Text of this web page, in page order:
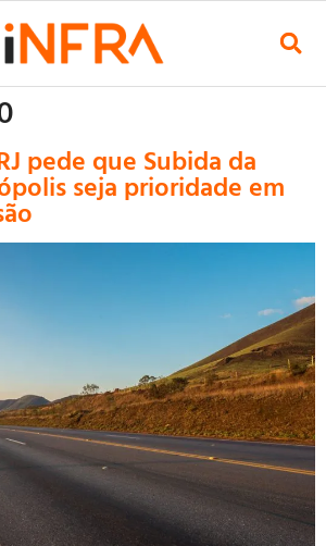
pede que Subida da
seja prioridade em